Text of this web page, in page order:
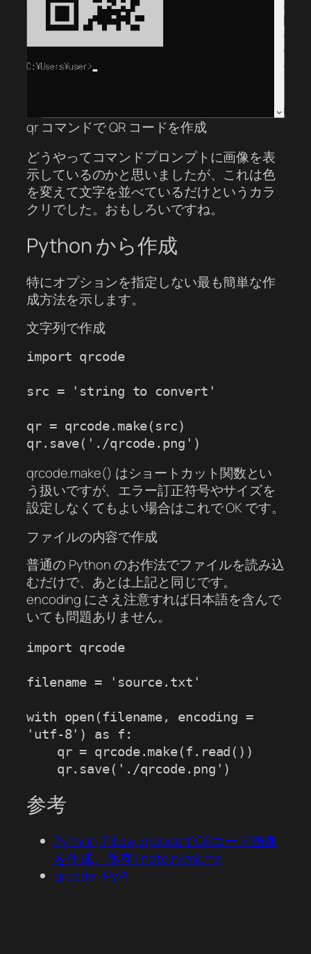
qr コマンドで QR コードを作成
どうやってコマンドプロンプトに画像を表
示しているのかと思いましたが、これは色
を変えて文字を並べているだけというカラ
クリでした。おもしろいですね。
Python から作成
特にオプションを指定しない最も簡単な作
成方法を示します。
文字列で作成
import qrcode
src = 'string to convert'
qr = qrcode.make(src)
qr.save('./qrcode.png')
qrcode.make() はショートカット関数とい
う扱いですが、エラー訂正符号やサイズを
設定しなくてもよい場合はこれで OK です。
ファイルの内容で作成
普通の Python のお作法でファイルを読み込
むだけで、あとは上記と同じです。
encoding にさえ注意すれば日本語を含んで
いても問題ありません。
import qrcode
filename = 'source.txt'
with open(filename, encoding =
'utf-8') as f:
    qr.save('./qrcode.png')
参考
Python, Pillow, qrcodeでQRコード画像
を生成、保存 | note.nkmk.me
qrcode · PyPI